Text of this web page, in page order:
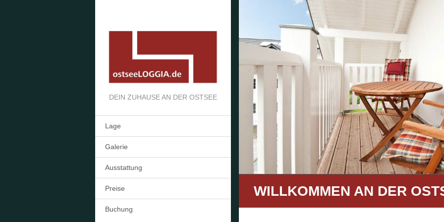
DEIN ZUHAUSE AN DER OSTSEE
Lage
Galerie
Ausstattung
Preise
Buchung
WILLKOMMEN AN DER